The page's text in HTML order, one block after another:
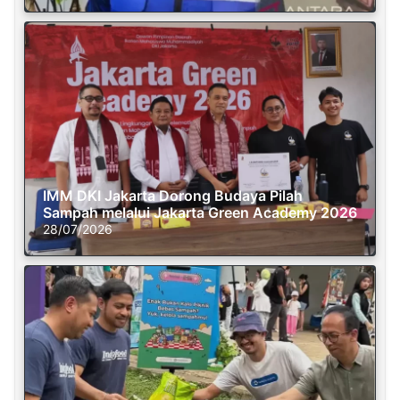
IMM DKI Jakarta Dorong Budaya Pilah
Sampah melalui Jakarta Green Academy 2026
28/07/2026